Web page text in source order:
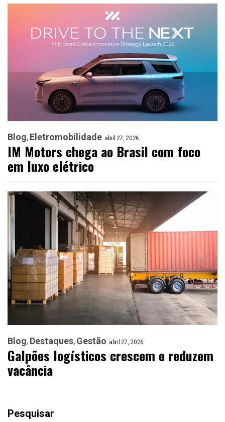
Blog Eletromobilidade abril 27, 2026
IM Motors chega ao Brasil com foco
em luxo elétrico
Blog Destaques Gestão abril 27, 2026
Galpões logísticos crescem e reduzem
vacância
Pesquisar